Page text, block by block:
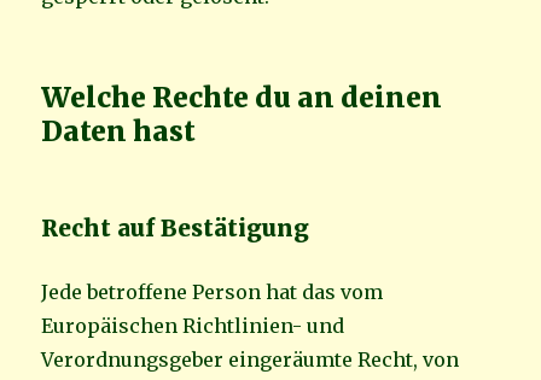
Welche Rechte du an deinen
Daten hast
Recht auf Bestätigung
Jede betroffene Person hat das vom
Europäischen Richtlinien- und
Verordnungsgeber eingeräumte Recht, von